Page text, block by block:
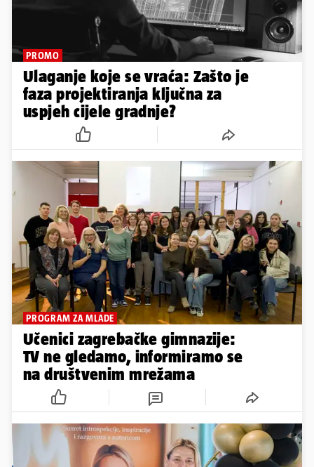
PROMO
Ulaganje koje se vraća: Zašto je
faza projektiranja ključna za
uspjeh cijele gradnje?
PROGRAM ZA MLADE
Učenici zagrebačke gimnazije:
TV ne gledamo, informiramo se
na društvenim mrežama